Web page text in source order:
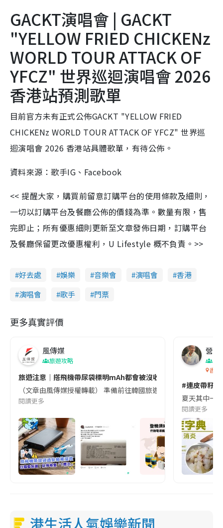
GACKT演唱會 | GACKT
"YELLOW FRIED CHICKENz
WORLD TOUR ATTACK OF
YFCZ" 世界巡迴演唱會 2026
香港站預測歌單
目前官方未有正式公佈GACKT "YELLOW FRIED
CHICKENz WORLD TOUR ATTACK OF YFCZ" 世界巡
迴演唱會 2026 香港站具體歌單，有待公佈。
資料來源：歌手IG、Facebook
<< 提醒大家，購買前留意訂購平台的使用條款及細則，
一切以訂購平台及餐廳公佈的價錢為準。數量有限，售
完即止；所有優惠細則更新至文章發佈日期，訂購平台
及餐廳保留更改優惠權利，U Lifestyle 概不負責。>>
好去處 娛樂 音樂會 演唱會
香港
演唱會
歌手 門票
更多真實評價
風傳媒
旅遊攻略
旅遊注意｜搭飛機帶尿袋標明mAh都會被沒收😱出發前切記檢查
（文章由風傳媒授權轉載） 準備前往韓國旅遊的民眾，近期要
閱讀更多
營養
香港
#連皮帶籽
夏天其中一
閱讀更多
港生活人氣娛樂新聞